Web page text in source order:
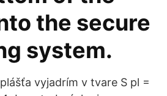
the secure
system.
vyjadrím v tvare S pl =